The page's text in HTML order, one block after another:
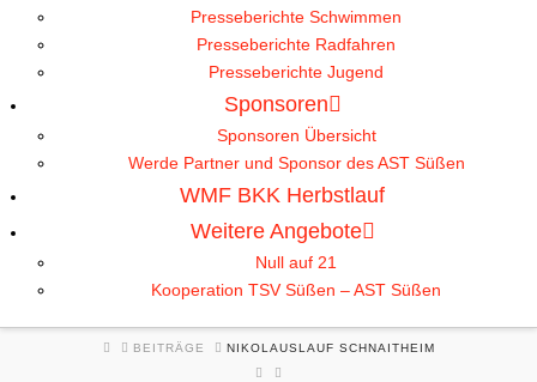
Presseberichte Schwimmen
Presseberichte Radfahren
Presseberichte Jugend
Sponsoren
Sponsoren Übersicht
Werde Partner und Sponsor des AST Süßen
WMF BKK Herbstlauf
Weitere Angebote
Null auf 21
Kooperation TSV Süßen – AST Süßen
HOMEBEITRÄGE NIKOLAUSLAUF SCHNAITHEIM